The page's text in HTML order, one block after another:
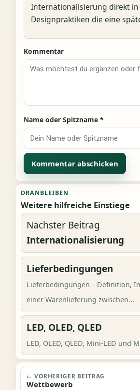
Internationalisierung direkt in
Designpraktiken die eine
Kommentar
Name oder Spitzname *
Alternative:
DRANBLEIBEN
Weitere hilfreiche Einstiege
Nächster Beitrag
Internationalisierung
Lieferbedingungen
Lieferbedingungen – Definition,
einer Warenlieferung zwischen...
LED, OLED, QLED
LED, OLED, QLED, Mini-LED
← VORHERIGER BEITRAG
Wettbewerb